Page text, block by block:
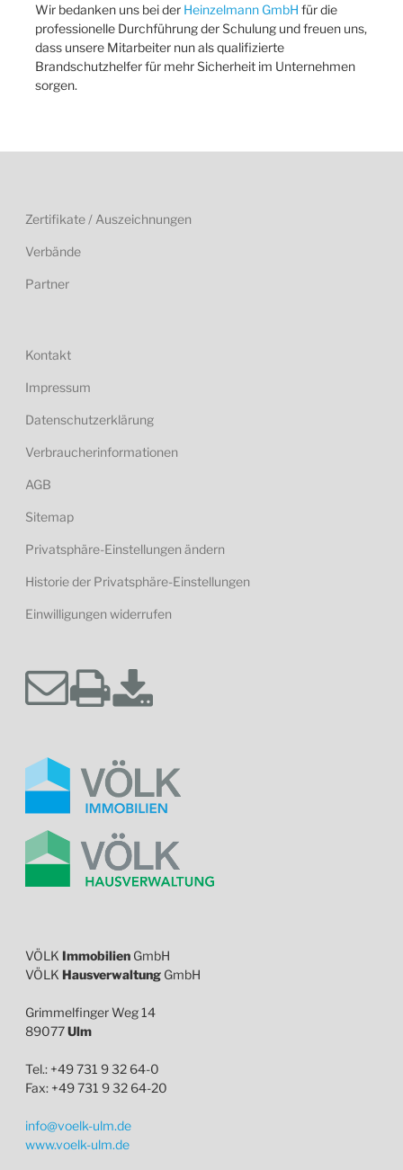
Wir bedanken uns bei der Heinzelmann GmbH für die
professionelle Durchführung der Schulung und freuen uns,
dass unsere Mitarbeiter nun als qualifizierte
Brandschutzhelfer für mehr Sicherheit im Unternehmen
sorgen.
Zertifikate / Auszeichnungen
Verbände
Partner
Kontakt
Impressum
Datenschutzerklärung
Verbraucherinformationen
AGB
Sitemap
Privatsphäre-Einstellungen ändern
Historie der Privatsphäre-Einstellungen
Einwilligungen widerrufen
VÖLK Immobilien GmbH
VÖLK Hausverwaltung GmbH
Grimmelfinger Weg 14
89077Ulm
Tel.: +49 731 9 32 64-0
Fax: +49 731 9 32 64-20
info@voelk-ulm.de
www.voelk-ulm.de